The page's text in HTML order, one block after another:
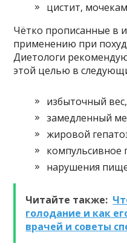
цистит,
Чётко прописанные в
применению при
Диетологи
этой целью в
избыточный
замедленный
жировой
компульсивное
нарушения
Читайте также:
голодание и как
врачей и советы